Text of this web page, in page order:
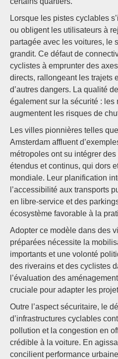
Lorsque les pistes cyclables
ou obligent les utilisateurs à
partagée avec les voitures, le
grandit. Ce défaut de
cyclistes à emprunter des
directs, rallongeant les trajets
d’autres dangers. La qualité
également sur la sécurité : les
augmentent les risques de
Les villes pionnières telles
Amsterdam affluent
métropoles ont su intégrer des
étendus et continus, qui dors
mondiale. Leur planification
l’accessibilité aux transports
en libre-service et des
écosystème favorable à la
Adopter ce modèle dans des
préparées nécessite la
importants et une volonté
des riverains et des cyclistes
l’évaluation des
cruciale pour adapter les
Outre l’aspect sécuritaire, le
d’infrastructures cyclables
pollution et la congestion en
crédible à la voiture. En
concilient performance